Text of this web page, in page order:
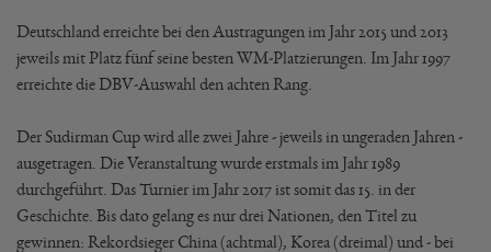
Deutschland erreichte bei den Austragungen im Jahr 2015 und 2013
jeweils mit Platz fünf seine besten WM-Platzierungen. Im Jahr 1997
erreichte die DBV-Auswahl den achten Rang.
Der Sudirman Cup wird alle zwei Jahre - jeweils in ungeraden Jahren -
ausgetragen. Die Veranstaltung wurde erstmals im Jahr 1989
durchgeführt. Das Turnier im Jahr 2017 ist somit das 15. in der
Geschichte. Bis dato gelang es nur drei Nationen, den Titel zu
gewinnen: Rekordsieger China (achtmal), Korea (dreimal) und - bei